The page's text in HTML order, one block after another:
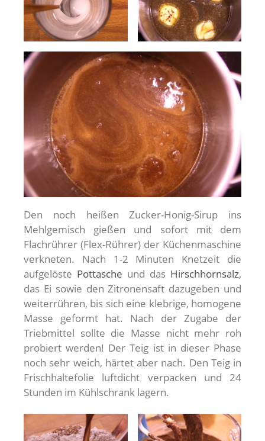
Den noch heißen Zucker-Honig-Sirup ins
Mehlgemisch gießen und sofort mit dem
Flachrührer (Flex-Rührer) der Küchenmaschine
verkneten. Nach 1-2 Minuten Knetzeit die
aufgelöste Pottasche und das Hirschhornsalz,
das Ei sowie den Zitronensaft dazugeben und
weiterrühren, bis sich eine klebrige, homogene
Masse geformt hat. Nach der Zugabe der
Triebmittel sollte die Masse nicht mehr roh
probiert werden! Der Teig ist in dieser Phase
noch sehr weich, härtet aber nach. Den Teig in
Frischhaltefolie luftdicht verpacken und 24
Stunden im Kühlschrank lagern.